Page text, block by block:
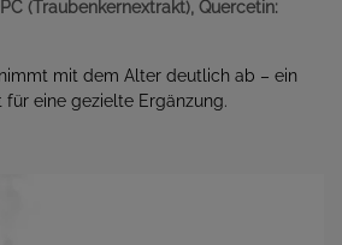
(Traubenkernextrakt), Quercetin:
mit dem Alter deutlich ab – ein
eine gezielte Ergänzung.